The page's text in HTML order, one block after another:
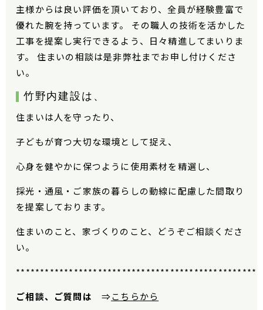
主様からは良い評価を頂いており、全員が経験豊富で
優れた腕を持っています。 その職人の技術を活かした
工事を提案し実行できるよう、日々精進してまいりま
す。 住まいの相談は是非弊社までお申し付けくださ
い。
竹野内建設 は、
住まいは人を守ったり、
子どもが育つ大切な環境として捉え、
心身を健やかに保つように使用素材を精選し、
採光・通風・ご家族の暮らしの動線に配慮した間取り
を提案しております。
住まいのこと、家づくりのこと、どうぞご相談くださ
い。
ご相談、ご質問は
⇒こちらから